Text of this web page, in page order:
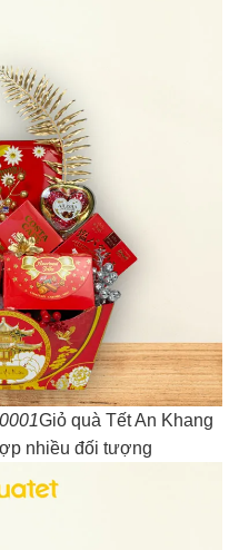
Giỏ quà Tết An Khang
nhiều đối tượng